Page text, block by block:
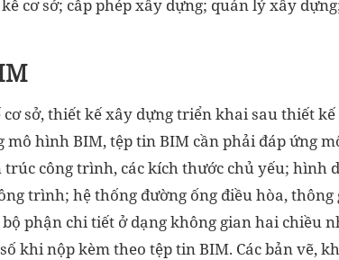
cơ sở; cấp phép xây dựng; quản lý xây
sở, thiết kế xây dựng triển khai sau thiết kế
hình BIM, tệp tin BIM cần phải đáp ứng
công trình, các kích thước chủ yếu; hình
trình; hệ thống đường ống điều hòa,
phận chi tiết ở dạng không gian hai chiều
khi nộp kèm theo tệp tin BIM. Các bản vẽ,